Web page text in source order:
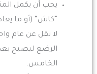
يجب أن يكمل
“كاش” (أو ما
لا تقل عن عام
الرضع ليصبح
الخامس.